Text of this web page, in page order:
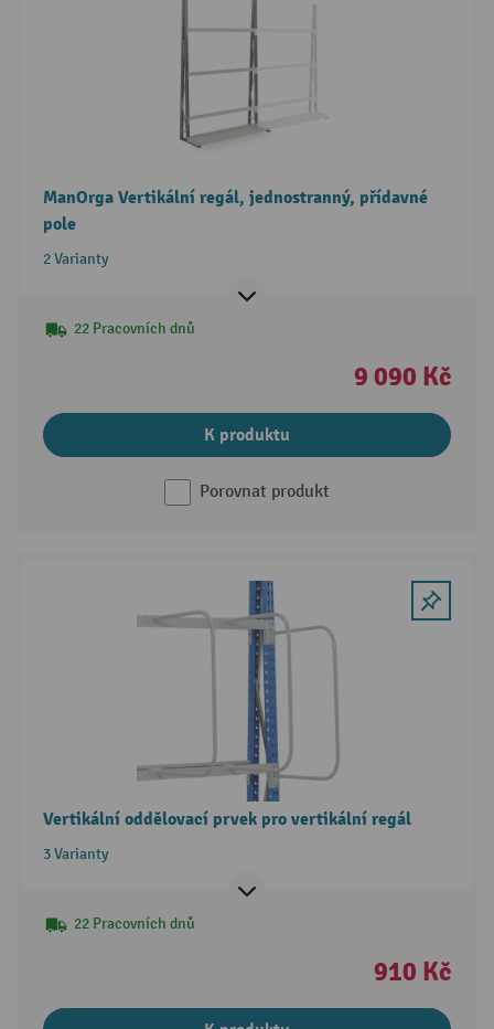
ManOrga Vertikální regál, jednostranný, přídavné
pole
2 Varianty
22 Pracovních dnů
9 090 Kč
K produktu
Porovnat produkt
Vertikální oddělovací prvek pro vertikální regál
3 Varianty
22 Pracovních dnů
910 Kč